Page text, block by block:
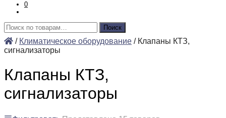
0
Искать: Поиск
/ Климатическое оборудование / Клапаны КТЗ,
сигнализаторы
Клапаны КТЗ,
сигнализаторы